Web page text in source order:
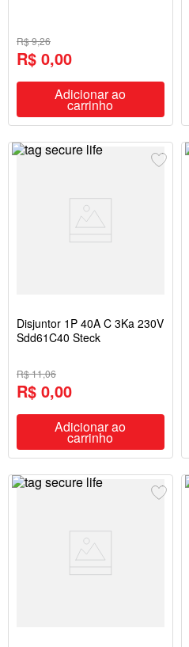
R$ 9,26
R$ 0,00
Adicionar ao
carrinho
Disjuntor 1P 40A C 3Ka 230V
Sdd61C40 Steck
R$ 11,06
R$ 0,00
Adicionar ao
carrinho